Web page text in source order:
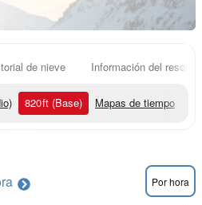
de nieve Información del resort
820ft (Base) Mapas de tiempo
Por hora